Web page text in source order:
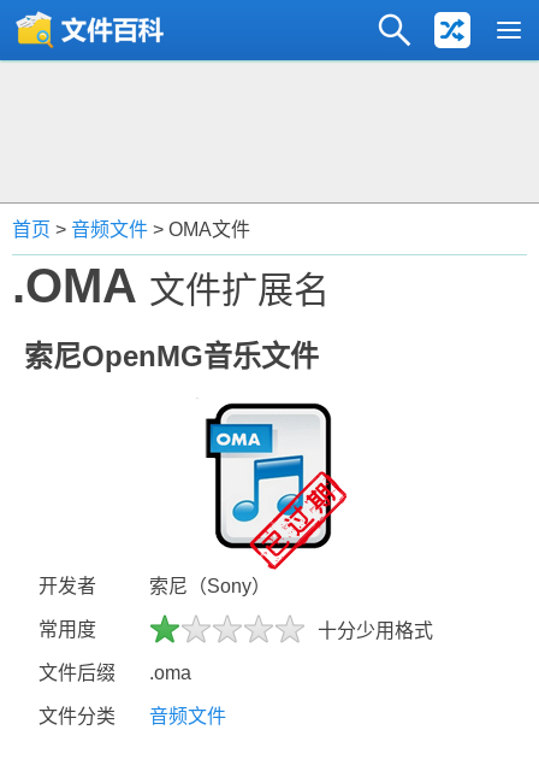
首页 > 音频文件 > OMA文件
.OMA 文件扩展名
索尼OpenMG音乐文件
开发者 索尼（Sony）
常用度 十分少用格式
文件后缀 .oma
文件分类 音频文件